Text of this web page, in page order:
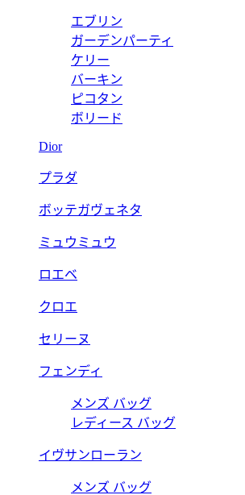
エブリン
ガーデンパーティ
ケリー
バーキン
ピコタン
ボリード
Dior
プラダ
ボッテガヴェネタ
ミュウミュウ
ロエベ
クロエ
セリーヌ
フェンディ
メンズ バッグ
レディース バッグ
イヴサンローラン
メンズ バッグ